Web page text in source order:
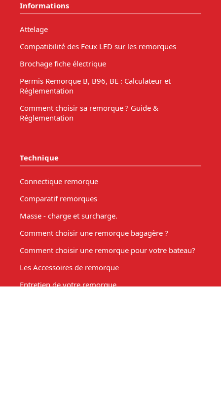
Informations
Attelage
Compatibilité des Feux LED sur les remorques
Brochage fiche électrique
Permis Remorque B, B96, BE : Calculateur et
Réglementation
Comment choisir sa remorque ? Guide &
Réglementation
Technique
Connectique remorque
Comparatif remorques
Masse - charge et surcharge.
Comment choisir une remorque bagagère ?
Comment choisir une remorque pour votre bateau?
Les Accessoires de remorque
Entretien de votre remorque